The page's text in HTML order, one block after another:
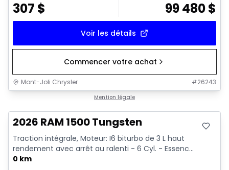
307 $ 99 480$
Voir les détails
Commencer votre achat
Mont-Joli Chrysler #26243
Mention légale
2026 RAM 1500 Tungsten
Traction intégrale, Moteur: I6 biturbo de 3 L haut
rendement avec arrêt au ralenti - 6 Cyl. - Essenc...
0 km